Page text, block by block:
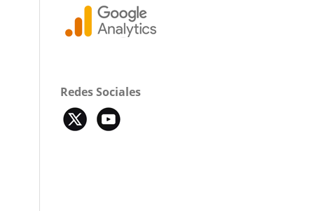
Redes Sociales